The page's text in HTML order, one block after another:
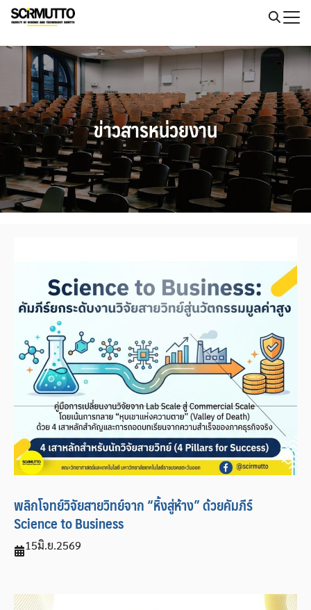
Skip
content
ข่าวสารหน่วยงาน
พลิกโจทย์วิจัยสายวิทย์จาก “หิ้งสู่ห้าง” ด้วยคัมภีร์
Science to Business
15มิ.ย.2569